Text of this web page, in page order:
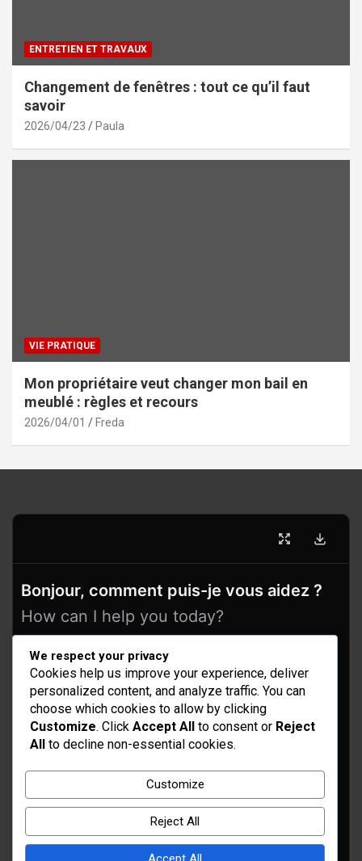
ENTRETIEN ET TRAVAUX
Changement de fenêtres : tout ce qu’il faut
savoir
2026/04/23 Paula
VIE PRATIQUE
Mon propriétaire veut changer mon bail en
meublé : règles et recours
2026/04/01 Freda
Bonjour, comment puis-je vous aidez ?
How can I help you today?
We respect your privacy
Cookies help us improve your experience, deliver
personalized content, and analyze traffic. You can
choose which cookies to allow by clicking
Customize. Click Accept All to consent or Reject
All to decline non-essential cookies.
Customize
Reject All